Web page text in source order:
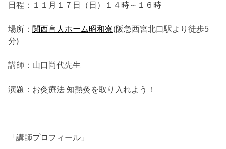
日程：１１月１７日（日）１４時～１６時
場所： 関西盲人ホーム昭和寮(阪急西宮北口駅より徒歩5
分)
講師：山口尚代先生
演題：お灸療法 知熱灸を取り入れよう！
「講師プロフィール」